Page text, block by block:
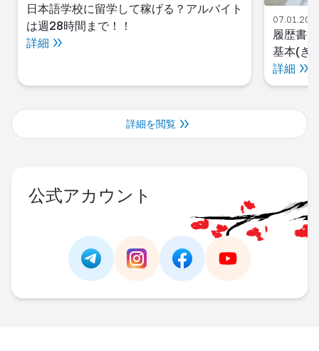
日本語学校に留学して稼げる？アルバイト
は週28時間まで！！
詳細
履歴書(
基本(き
詳細
詳細を閲覧
公式アカウント
Link - https://t.me/https://
Link -